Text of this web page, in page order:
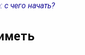
чего начать?